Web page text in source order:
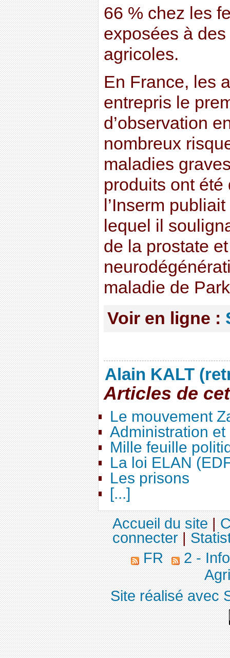
66 % chez les
exposées à
agricoles.
En France, les
entrepris le
d’observation
nombreux
maladies
produits ont
l’Inserm
lequel il
de la prostate
maladie de
Voir en ligne :
Alain KALT
Articles de
Le mouvement
Administration
Mille feuille
La loi ELAN
Les prisons
[...]
Accueil du site|
connecter|
FR
2 -
Site réalisé avec